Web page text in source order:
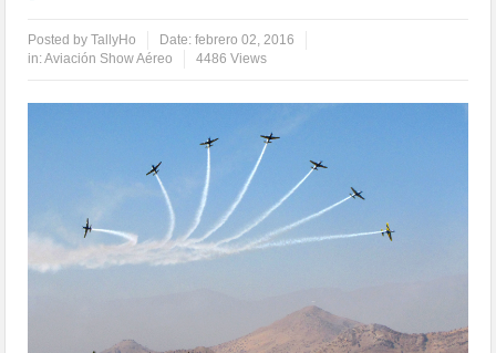
Posted byTallyHo Date:febrero 02, 2016
in:Aviación Show Aéreo 4486 Views